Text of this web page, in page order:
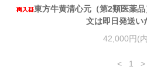
東方牛黄清心元（第2類医薬
文は即日発送い
42,000円(
< 1 >